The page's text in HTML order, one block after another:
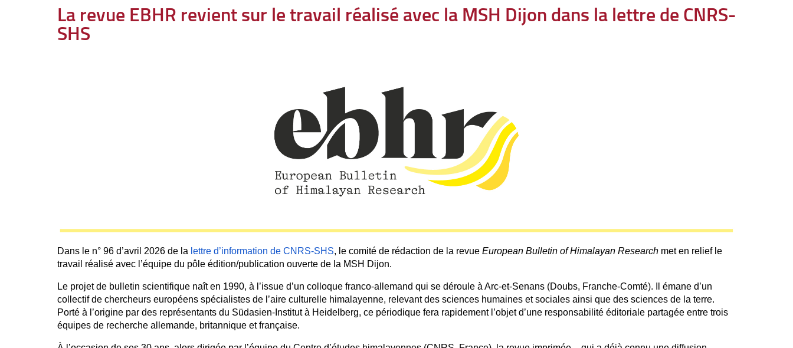
La revue EBHR revient sur le travail réalisé avec la MSH Dijon dans la lettre de CNRS-
SHS
Dans le n° 96 d’avril 2026 de la lettre d’information de CNRS-SHS, le comité de rédaction de la revue European Bulletin of Himalayan Research met en relief le
travail réalisé avec l’équipe du pôle édition/publication ouverte de la MSH Dijon.
Le projet de bulletin scientifique naît en 1990, à l’issue d’un colloque franco-allemand qui se déroule à Arc-et-Senans (Doubs, Franche-Comté). Il émane d’un
collectif de chercheurs européens spécialistes de l’aire culturelle himalayenne, relevant des sciences humaines et sociales ainsi que des sciences de la terre.
Porté à l’origine par des représentants du Südasien-Institut à Heidelberg, ce périodique fera rapidement l’objet d’une responsabilité éditoriale partagée entre trois
équipes de recherche allemande, britannique et française.